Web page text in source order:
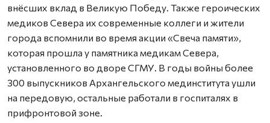
внёсших вклад в Великую Победу. Также героических
медиков Севера их современные коллеги и жители
города вспомнили во время акции «Свеча памяти»,
которая прошла у памятника медикам Севера,
установленного во дворе СГМУ. В годы войны более
300 выпускников Архангельского мединститута ушли
на передовую, остальные работали в госпиталях в
прифронтовой зоне.